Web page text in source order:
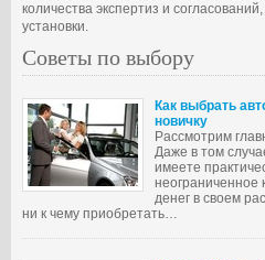
количества экспертиз и
установки.
Советы по выбору
Как выбрать
новичку
Рассмотрим
Даже в том
имеете
неограниченное
денег в своем
ни к чему приобретать…